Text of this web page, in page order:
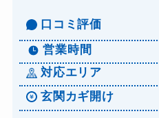
口コミ評価
営業時間
対応エリア
玄関カギ開け